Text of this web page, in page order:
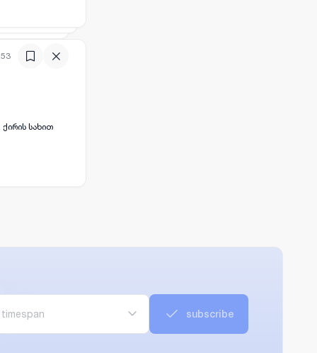
სახით
timespan subscribe